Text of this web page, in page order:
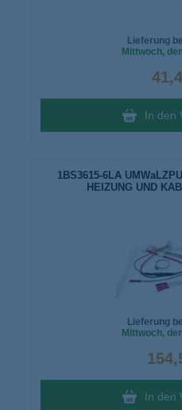
Lieferung
Mittwoch,
In den
1BS3615-6LA
HEIZUNG UND
Lieferung
Mittwoch,
In den